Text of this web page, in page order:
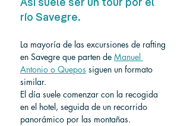
Así suele ser un tour por el
río Savegre.
La mayoría de las excursiones de rafting
en Savegre que parten de Manuel
Antonio o Quepos siguen un formato
similar.
El día suele comenzar con la recogida
en el hotel, seguida de un recorrido
panorámico por las montañas.